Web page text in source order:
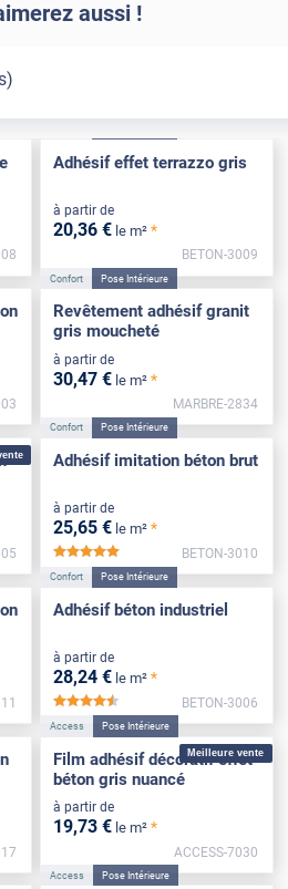
aussi !
Adhésif effet terrazzo gris
à partir de
20,36 € le m² *
BETON-3009
Confort Pose Intérieure
Revêtement adhésif granit
gris moucheté
à partir de
30,47 € le m² *
MARBRE-2834
Confort Pose Intérieure
Adhésif imitation béton brut
à partir de
25,65 € le m² *
BETON-3010
Confort Pose Intérieure
Adhésif béton industriel
à partir de
28,24 € le m² *
*****
BETON-3006
Meilleure vente
Access Pose Intérieure
Film adhésif décoratif effet
béton gris nuancé
à partir de
19,73 € le m² *
ACCESS-7030
Access Pose Intérieure